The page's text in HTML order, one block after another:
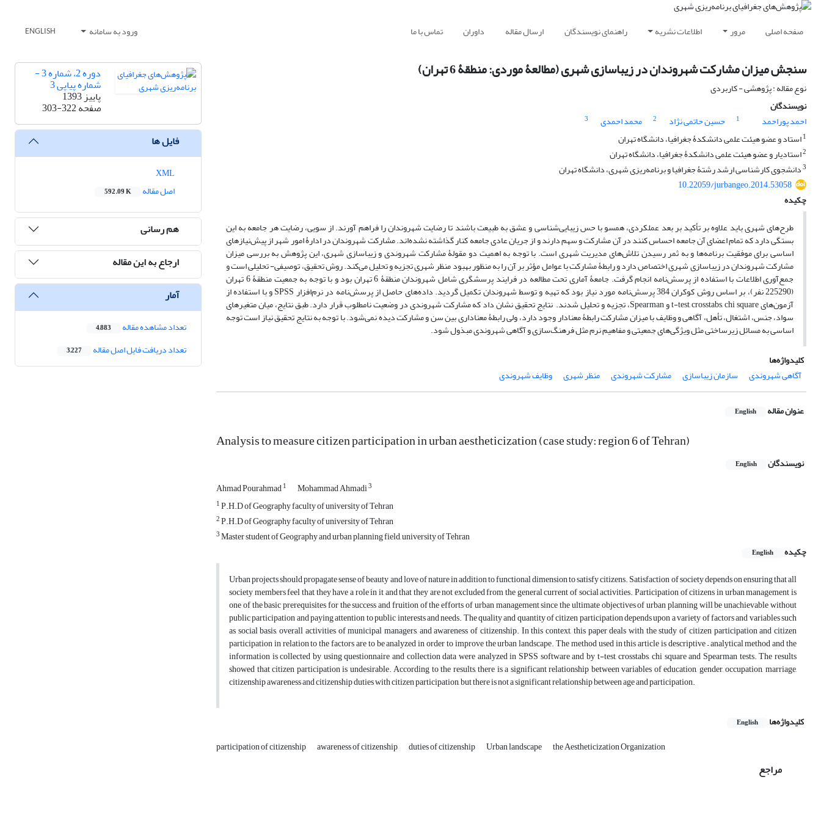
صفحه اصلی مرور اطلاعات نشریه راهنمای نویسندگان ارسال مقاله داوران تماس با ما ورود به سامانه ENGLISH
سنجش میزان مشارکت شهروندان در زیباسازی شهری (مطالعۀ موردی: منطقۀ 6 تهران)
نوع مقاله : پژوهشی - کاربردی
نویسندگان
احمد پوراحمد
1 حسین حاتمی نژاد 2 محمد احمدی
3
1استاد و عضو هیئت علمی دانشکدۀ جغرافیا، دانشگاه تهران
2استادیار و عضو هیئت علمی دانشکدۀ جغرافیا، دانشگاه تهران
3دانشجوی کارشناسی ارشد رشتۀ جغرافیا و برنامه‌ریزی شهری، دانشگاه تهران
10.22059/jurbangeo.2014.53058
چکیده
طرح‌های شهری باید علاوه بر تأکید بر بعد عملکردی، همسو با حس زیبایی‌شناسی و عشق به طبیعت باشند تا رضایت شهروندان را فراهم آورند. از سویی، رضایت هر جامعه به این
بستگی دارد که تمام اعضای آن جامعه احساس کنند در آن مشارکت و سهم دارند و از جریان عادی جامعه کنار گذاشته نشده‌اند. مشارکت شهروندان در ادارۀ امور شهر از پیش‌نیازهای
اساسی برای موفقیت برنامه‌ها و به ثمر رسیدن تلاش‌های مدیریت شهری است. با توجه به اهمیت دو مقولۀ مشارکت شهروندی و زیباسازی شهری، این پژوهش به بررسی میزان
مشارکت شهروندان در زیباسازی شهری اختصاص دارد و رابطۀ مشارکت با عوامل مؤثر بر آن را به منظور بهبود منظر شهری تجزیه و تحلیل می‌کند. روش تحقیق، توصیفی- تحلیلی است و
جمع‌آوری اطلاعات با استفاده از پرسش‌نامه انجام گرفت. جامعۀ آماری تحت مطالعه در فرایند پرسشگری شامل شهروندان منطقۀ 6 تهران بود و با توجه به جمعیت منطقۀ 6 تهران
(225290 نفر)، بر اساس روش کوکران 384 پرسش‌نامه مورد نیاز بود که تهیه و توسط شهروندان تکمیل گردید. داده‌های حاصل از پرسش‌نامه در نرم‌افزار SPSS و با استفاده از
آزمون‌های t-test, crosstabs, chi square و Spearman، تجزیه و تحلیل شدند. نتایج تحقیق نشان داد که مشارکت شهروندی در وضعیت نامطلوب قرار دارد. طبق نتایج، میان متغیرهای
سواد، جنس، اشتغال، تأهل، آگاهی و وظایف با میزان مشارکت رابطۀ معنادار وجود دارد، ولی رابطۀ معناداری بین سن و مشارکت دیده نمی‌شود. با توجه به نتایج تحقیق نیاز است توجه
اساسی به مسائل زیرساختی مثل ویژگی‌های جمعیتی و مفاهیم نرم مثل فرهنگ‌سازی و آگاهی شهروندی مبذول شود.
کلیدواژه‌ها
آگاهی شهروندی
سازمان زیباسازی مشارکت شهروندی منظر شهری وظایف شهروندی
عنوان مقاله English
Analysis to measure citizen participation in urban aestheticization (case study: region 6 of Tehran)
نویسندگان English
Ahmad Pourahmad1 Mohammad Ahmadi3
1P.H.D of Geography faculty of university of Tehran
2P.H.D of Geography faculty of university of Tehran
3Master student of Geography and urban planning field, university of Tehran
چکیده
English
Urban projects should propagate sense of beauty and love of nature in addition to functional dimension to satisfy citizens. Satisfaction of society depends on ensuring that all
society members feel that they have a role in it and that they are not excluded from the general current of social activities. Participation of citizens in urban management is
one of the basic prerequisites for the success and fruition of the efforts of urban management since the ultimate objectives of urban planning will be unachievable without
public participation and paying attention to public interests and needs. The quality and quantity of citizen participation depends upon a variety of factors and variables such
as social basis, overall activities of municipal managers, and awareness of citizenship. In this context, this paper deals with the study of citizen participation and citizen
participation in relation to the factors are to be analyzed in order to improve the urban landscape. The method used in this article is descriptive – analytical method and the
information is collected by using questionnaire and collection data were analyzed in SPSS software and by t-test, crosstabs, chi square and Spearman tests. The results
showed that citizen participation is undesirable. According to the results, there is a significant relationship between variables of education, gender, occupation, marriage,
citizenship awareness and citizenship duties with citizen participation, but there is not a significant relationship between age and participation.
کلیدواژه‌ها English
participation of citizenship awareness of citizenship duties of citizenship Urban landscape the Aestheticization Organization
مراجع
دوره 2، شماره 3 -
شماره پیاپی 3
پاییز 1393
صفحه303-322
فایل ها
اصل مقاله
592.09 K
هم رسانی
ارجاع به این مقاله
آمار
تعداد مشاهده مقاله 4,883
تعداد دریافت فایل اصل مقاله 3,227